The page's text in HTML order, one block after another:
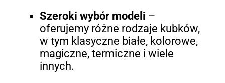
Szeroki wybór modeli –
oferujemy różne rodzaje kubków,
w tym klasyczne białe, kolorowe,
magiczne, termiczne i wiele
innych.